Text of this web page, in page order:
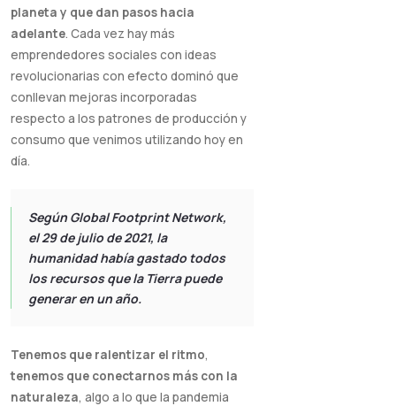
planeta y que dan pasos hacia
adelante. Cada vez hay más
emprendedores sociales con ideas
revolucionarias con efecto dominó que
conllevan mejoras incorporadas
respecto a los patrones de producción y
consumo que venimos utilizando hoy en
día.
Según Global Footprint Network,
el 29 de julio de 2021, la
humanidad había gastado todos
los recursos que la Tierra puede
generar en un año.
Tenemos que ralentizar el ritmo,
tenemos que conectarnos más con la
naturaleza, algo a lo que la pandemia